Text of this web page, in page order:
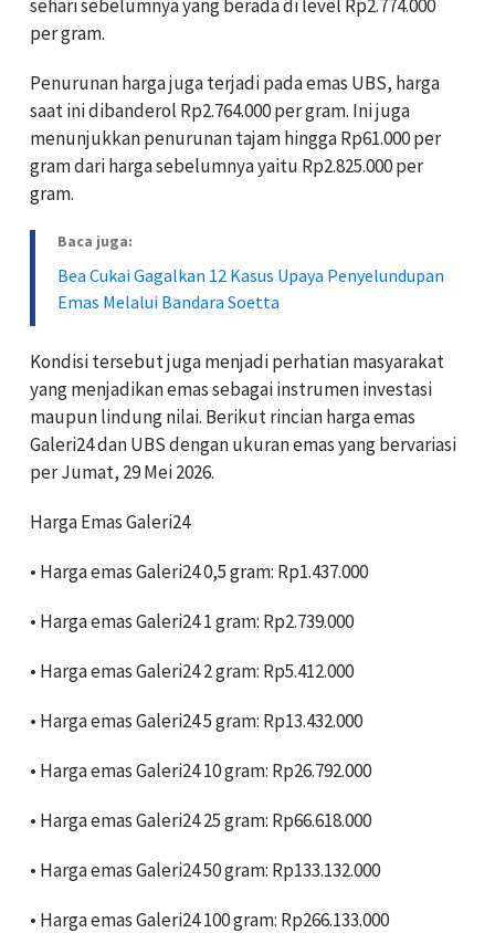
sehari sebelumnya yang berada di level Rp2.774.000
per gram.
Penurunan harga juga terjadi pada emas UBS, harga
saat ini dibanderol Rp2.764.000 per gram. Ini juga
menunjukkan penurunan tajam hingga Rp61.000 per
gram dari harga sebelumnya yaitu Rp2.825.000 per
gram.
Baca juga:
Bea Cukai Gagalkan 12 Kasus Upaya Penyelundupan
Emas Melalui Bandara Soetta
Kondisi tersebut juga menjadi perhatian masyarakat
yang menjadikan emas sebagai instrumen investasi
maupun lindung nilai. Berikut rincian harga emas
Galeri24 dan UBS dengan ukuran emas yang bervariasi
per Jumat, 29 Mei 2026.
Harga Emas Galeri24
• Harga emas Galeri24 0,5 gram: Rp1.437.000
• ‎Harga emas Galeri24 1 gram: Rp2.739.000
• Harga emas Galeri24 2 gram: Rp5.412.000
• ‎Harga emas Galeri24 5 gram: Rp13.432.000
• ‎Harga emas Galeri24 10 gram: Rp26.792.000
• ‎Harga emas Galeri24 25 gram: Rp66.618.000
• ‎Harga emas Galeri24 50 gram: Rp133.132.000
• ‎Harga emas Galeri24 100 gram: Rp266.133.000